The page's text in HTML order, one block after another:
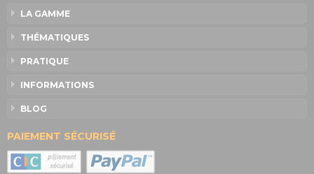
LA GAMME
THÉMATIQUES
PRATIQUE
INFORMATIONS
BLOG
PAIEMENT SÉCURISÉ